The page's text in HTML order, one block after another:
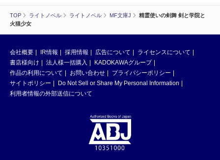
TOP ライトノベル ライトノベル MF文庫J
精霊使いの剣舞 剣と学院と
火猫少女
会社概要 IR情報 採用情報 広告について
ライセンスについて
書店様向け
法人様一括購入
KADOKAWAグループ
作品の利用について
お問い合わせ
プライバシーポリシー
サイトポリシー
Do Not Sell or Share My Personal Information
利用者情報の外部送信について